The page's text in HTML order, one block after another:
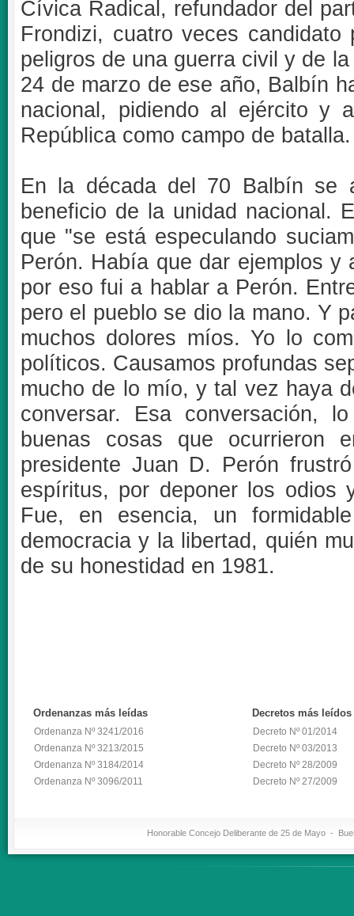
Cívica Radical, refundador del
Frondizi, cuatro veces
peligros de una guerra civil y de
24 de marzo de ese año, Balbín
nacional, pidiendo al ejército y
República como campo de batalla.
En la década del 70 Balbín se
beneficio de la unidad nacional.
que "se está especulando
Perón. Había que dar ejemplos
por eso fui a hablar a Perón.
pero el pueblo se dio la mano. Y
muchos dolores míos. Yo lo
políticos. Causamos profundas
mucho de lo mío, y tal vez haya
conversar. Esa conversación,
buenas cosas que ocurrieron
presidente Juan D. Perón
espíritus, por deponer los odios
Fue, en esencia, un
democracia y la libertad, quién
de su honestidad en 1981.
Ordenanzas más leídas
Ordenanza Nº 3241/2016
Ordenanza Nº 3213/2015
Ordenanza Nº 3184/2014
Ordenanza Nº 3096/2011
Decretos más leídos
Decreto Nº 01/2014
Decreto Nº 03/2013
Decreto Nº 28/2009
Decreto Nº 27/2009
Honorable Concejo Deliberante de 25 de